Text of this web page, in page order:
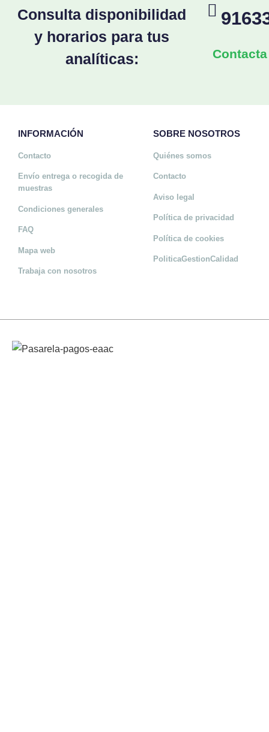
Consulta disponibilidad
y horarios para tus
analíticas:
INFORMACIÓN
Contacto
Envío entrega o recogida de
muestras
Condiciones generales
FAQ
Mapa web
Trabaja con nosotros
SOBRE NOSOTROS
Quiénes somos
Contacto
Aviso legal
Política de privacidad
Política de cookies
PoliticaGestionCalidad